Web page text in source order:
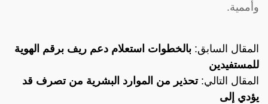
وأممية.
المقال السابق: بالخطوات استعلام دعم ريف برقم الهوية
للمستفيدين
المقال التالي:تحذير من الموارد البشرية من تصرف قد
يؤدي إلى